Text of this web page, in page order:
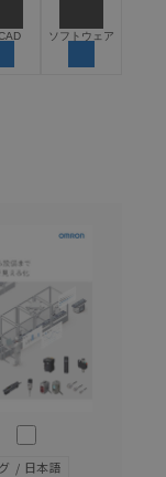
ソフトウェア
このカタログを選択
日本語